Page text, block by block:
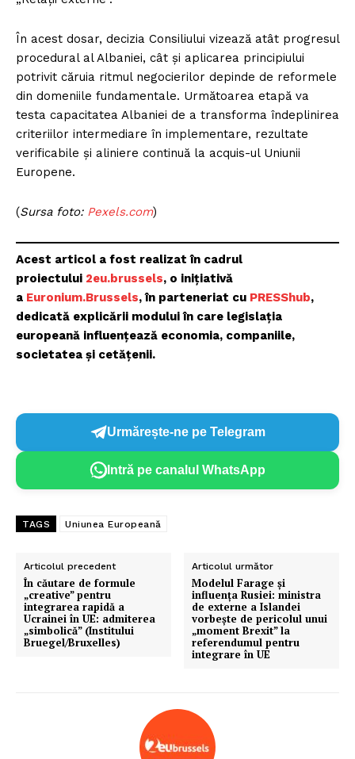
În acest dosar, decizia Consiliului vizează atât progresul
procedural al Albaniei, cât și aplicarea principiului
potrivit căruia ritmul negocierilor depinde de reformele
din domeniile fundamentale. Următoarea etapă va
testa capacitatea Albaniei de a transforma îndeplinirea
criteriilor intermediare în implementare, rezultate
verificabile și aliniere continuă la acquis-ul Uniunii
Europene.
(Sursa foto: Pexels.com)
Acest articol a fost realizat în cadrul
proiectului 2eu.brussels, o inițiativă
a Euronium.Brussels, în parteneriat cu PRESShub,
dedicată explicării modului în care legislația
europeană influențează economia, companiile,
societatea și cetățenii.
Urmărește-ne pe Telegram
Intră pe canalul WhatsApp
TAGS Uniunea Europeană
Articolul precedent
În căutare de formule
„creative” pentru
integrarea rapidă a
Ucrainei în UE: admiterea
„simbolică” (Institului
Bruegel/Bruxelles)
Articolul următor
Modelul Farage și
influența Rusiei: ministra
de externe a Islandei
vorbește de pericolul unui
„moment Brexit” la
referendumul pentru
integrare în UE